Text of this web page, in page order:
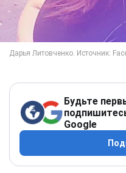
Будьте
Google